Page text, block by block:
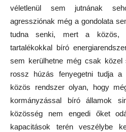
véletlenül sem jutnának
agressziónak még a gondolata
tudna senki, mert a közös,
tartalékokkal bíró
sem kerülhetne még csak közel
rossz húzás fenyegetni tudja a
közös rendszer olyan, hogy
kormányzással bíró államok
közösség nem engedi őket
kapacitások terén veszélybe